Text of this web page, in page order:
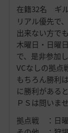
在籍32名 ギ
リアル優先で
出来ない方で
木曜日・日曜
で、是非参加
VCなしの拠点
もちろん勝利
に勝利がある
ＰＳは問いま
拠点戦 ：日曜